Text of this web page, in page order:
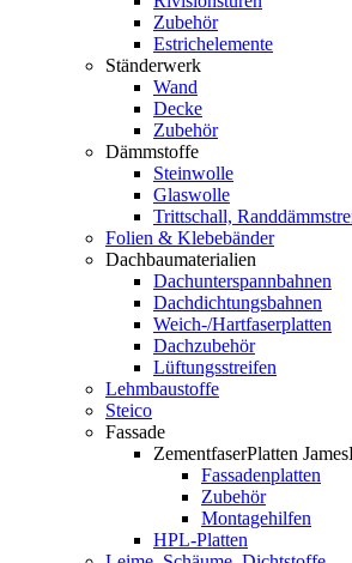
Zubehör
Estrichelemente
Ständerwerk
Wand
Decke
Zubehör
Dämmstoffe
Steinwolle
Glaswolle
Trittschall,
Folien & Klebebänder
Dachbaumaterialien
Dachunterspannbahnen
Dachdichtungsbahnen
Weich-/Hartfaserplatten
Dachzubehör
Lüftungsstreifen
Lehmbaustoffe
Steico
Fassade
ZementfaserPlatten
Fassadenplatten
Zubehör
Montagehilfen
HPL-Platten